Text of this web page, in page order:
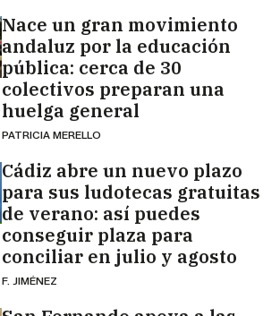
Nace un gran movimiento
andaluz por la educación
pública: cerca de 30
colectivos preparan una
huelga general
PATRICIA MERELLO
Cádiz abre un nuevo plazo
para sus ludotecas gratuitas
de verano: así puedes
conseguir plaza para
conciliar en julio y agosto
F. JIMÉNEZ